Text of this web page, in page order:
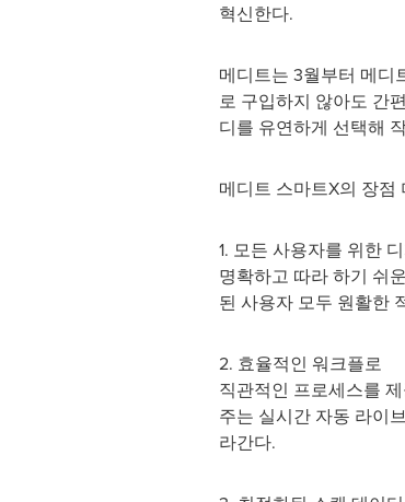
혁신한다.
메디트는 3월부터 메디
로 구입하지 않아도 간
디를 유연하게 선택해
메디트 스마트X의 장점
1. 모든 사용자를 위한
명확하고 따라 하기 쉬
된 사용자 모두 원활한
2. 효율적인 워크플로
직관적인 프로세스를
주는 실시간 자동 라이
라간다.